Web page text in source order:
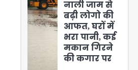
नाली जाम से
बढ़ी लोगो की
आफत, घरों में
भरा पानी, कई
मकान गिरने
की कगार पर